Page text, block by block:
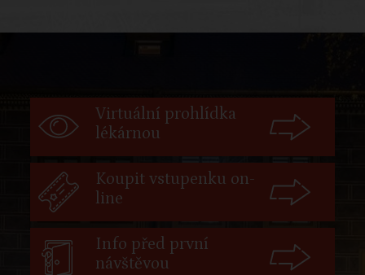
Virtuální prohlídka
lékárnou
Koupit vstupenku on-
line
Info před první
návštěvou